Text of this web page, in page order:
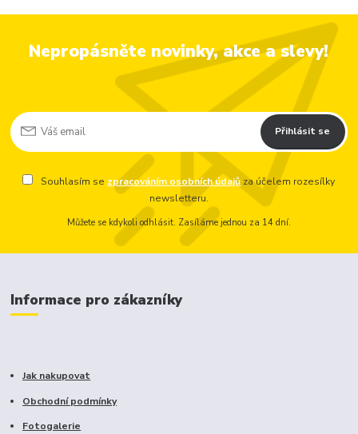
Nepropásněte novinky, akce a slevy!
Přihlásit se
Souhlasím se zpracováním osobních údajů za účelem rozesílky
newsletteru.
Můžete se kdykoli odhlásit. Zasíláme jednou za 14 dní.
Informace pro zákazníky
Jak nakupovat
Obchodní podmínky
Fotogalerie